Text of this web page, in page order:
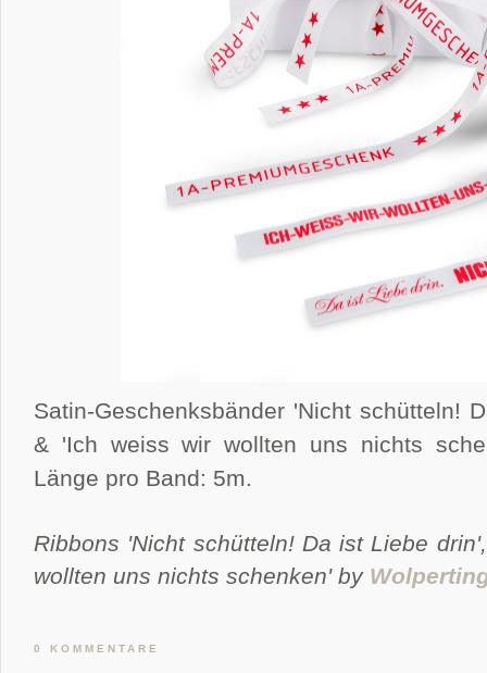
Satin-Geschenksbänder 'Nicht schütteln!
& 'Ich weiss wir wollten uns nichts
Länge pro Band: 5m.
Ribbons 'Nicht schütteln! Da ist Liebe
wollten uns nichts schenken' by
0 KOMMENTARE